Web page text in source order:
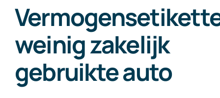
Exact Online
Neem contact op!
weinig zakelijk
gebruikte auto